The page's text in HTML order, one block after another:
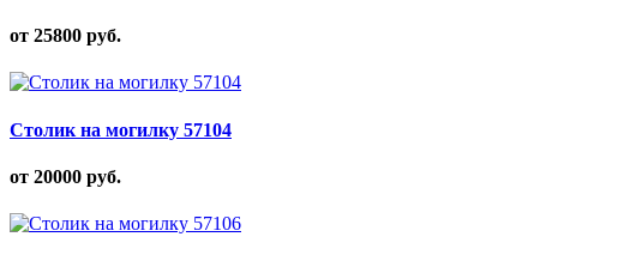
от 25800 руб.
Столик на могилку 57104
от 20000 руб.